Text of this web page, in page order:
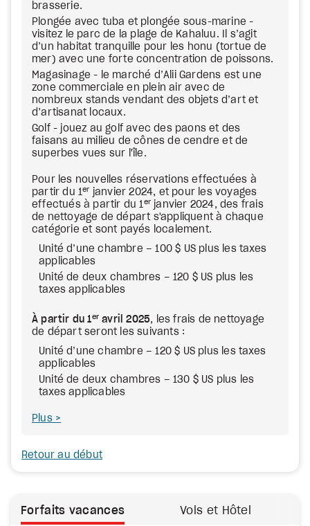
brasserie.
Plongée avec tuba et plongée sous-marine -
visitez le parc de la plage de Kahaluu. Il s’agit
d’un habitat tranquille pour les honu (tortue de
mer) avec une forte concentration de poissons.
Magasinage - le marché d’Alii Gardens est une
zone commerciale en plein air avec de
nombreux stands vendant des objets d’art et
d’artisanat locaux.
Golf - jouez au golf avec des paons et des
faisans au milieu de cônes de cendre et de
superbes vues sur l'île.
Pour les nouvelles réservations effectuées à
partir du 1er
janvier 2024, et pour les voyages
effectués à partir du 1er
janvier 2024, des frais
de nettoyage de départ s'appliquent à chaque
catégorie et sont payés localement.
Unité d’une chambre – 100 $ US plus les taxes
applicables
Unité de deux chambres – 120 $ US plus les
taxes applicables
À partir du 1er avril 2025, les frais de nettoyage
de départ seront les suivants :
Unité d’une chambre – 120 $ US plus les taxes
applicables
Unité de deux chambres – 130 $ US plus les
taxes applicables
Plus
Retour au début
Forfaits vacances Vols et Hôtel